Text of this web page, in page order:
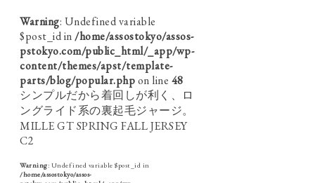
Warning: Undefined variable
$post_id in/home/assostokyo/assos-
pstokyo.com/public_html/_app/wp-
content/themes/apst/template-
parts/blog/popular.phpon line 48
シンプルだから着回しが利く、ロ
ングライド系の裏起毛ジャージ。
MILLE GT SPRING FALL JERSEY
C2
Warning: Undefined variable $post_id in
/home/assostokyo/assos-